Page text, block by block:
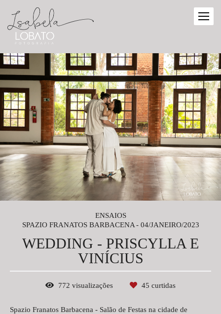
ENSAIOS
SPAZIO FRANATOS BARBACENA
04/JANEIRO/2023
WEDDING - PRISCYLLA E
VINÍCIUS
772 visualizações 45 curtidas
Spazio Franatos Barbacena - Salão de Festas na cidade de